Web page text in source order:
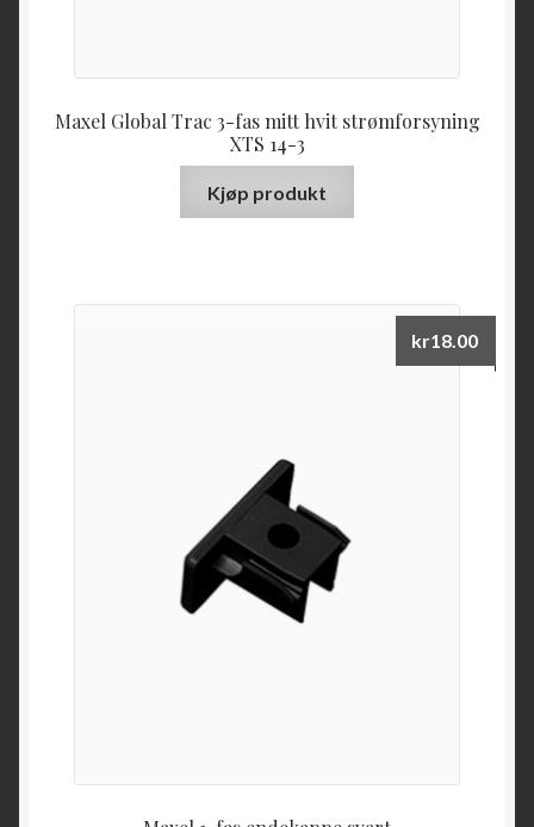
Maxel Global Trac 3-fas mitt hvit strømforsyning
XTS 14-3
Kjøp produkt
kr18.00